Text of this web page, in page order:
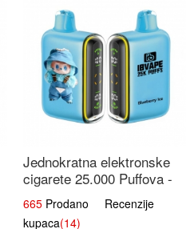
Jednokratna elektronske
cigarete 25.000 Puffova -
Jagodni Sladoled |
Kremasta Slatka Okus
665 Prodano Recenzije
kupaca(14)